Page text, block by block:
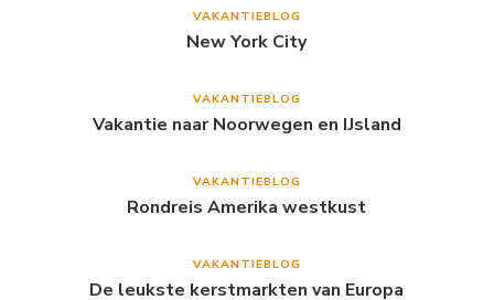
VAKANTIEBLOG
New York City
VAKANTIEBLOG
Vakantie naar Noorwegen en IJsland
VAKANTIEBLOG
Rondreis Amerika westkust
VAKANTIEBLOG
De leukste kerstmarkten van Europa